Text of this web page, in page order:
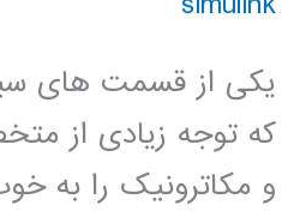
یکی از قسمت های
که توجه زیادی از
و مکاترونیک را به